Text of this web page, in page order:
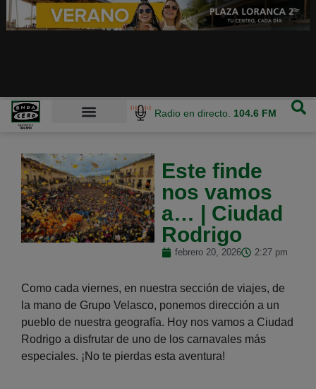
Radio en directo. 104.6 FM
Este finde
nos vamos
a… | Ciudad
Rodrigo
febrero 20, 2026 2:27 pm
Como cada viernes, en nuestra sección de viajes, de
la mano de Grupo Velasco, ponemos dirección a un
pueblo de nuestra geografía. Hoy nos vamos a Ciudad
Rodrigo a disfrutar de uno de los carnavales más
especiales. ¡No te pierdas esta aventura!